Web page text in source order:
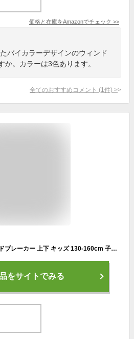
価格と在庫をAmazonでチェック >>
バイカラーデザインのウィンド
か。カラーは3色あります。
全てのおすすめコメント (1 件) >
送料無料 アディダス ウィンドブレーカー 上下 キッズ 130-160cm 子供服/adidas ジュニア デニム風 ジャケット パンツ 裏メッシュ スポーツウェア セットアップ/子ども カジュアル ネイビー ブルー ブラック 上下組 おしゃれ/BUK49-BUK57【a20Qpd】
をサイトでみる